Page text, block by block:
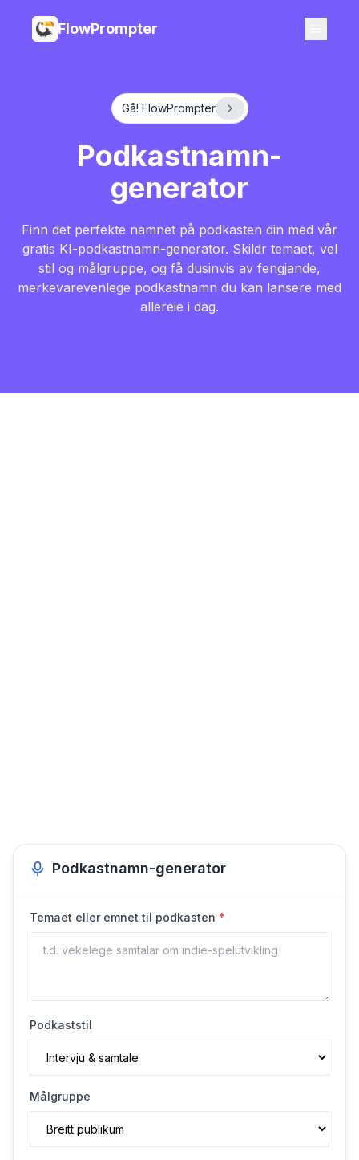
FlowPrompter
Gå! FlowPrompter
Podkastnamn-
generator
Finn det perfekte namnet på podkasten din med vår
gratis KI-podkastnamn-generator. Skildr temaet, vel
stil og målgruppe, og få dusinvis av fengjande,
merkevarevenlege podkastnamn du kan lansere med
allereie i dag.
Podkastnamn-generator
Temaet eller emnet til podkasten *
Podkaststil
Målgruppe